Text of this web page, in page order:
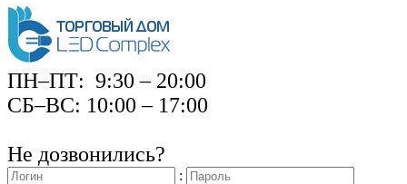
ПН–ПТ: 9:30 – 20:00
СБ–ВС: 10:00 – 17:00
Не дозвонились?
: